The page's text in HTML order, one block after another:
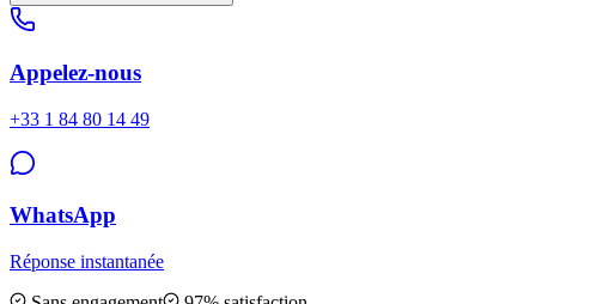
Appelez-nous
+33 1 84 80 14 49
WhatsApp
Réponse instantanée